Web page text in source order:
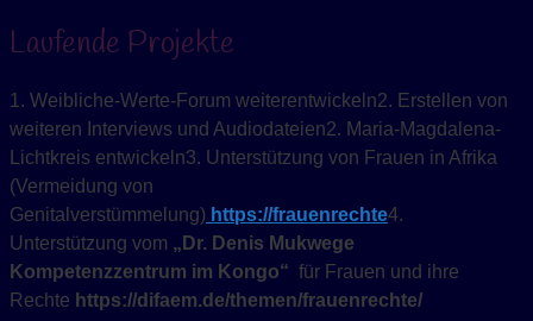
Laufende Projekte
1. Weibliche-Werte-Forum weiterentwickeln2. Erstellen von
weiteren Interviews und Audiodateien2. Maria-Magdalena-
Lichtkreis entwickeln3. Unterstützung von Frauen in Afrika
(Vermeidung von
Genitalverstümmelung) https://frauenrechte4.
Unterstützung vom „Dr. Denis Mukwege
Kompetenzzentrum im Kongo“ für Frauen und ihre
Rechte https://difaem.de/themen/frauenrechte/